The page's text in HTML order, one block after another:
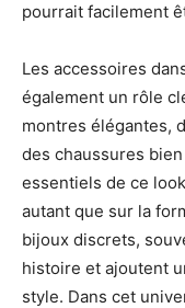
pourrait facilement
Les accessoires
également un rôle
montres élégantes,
des chaussures
essentiels de ce
autant que sur la
bijoux discrets,
histoire et ajoutent
style. Dans cet